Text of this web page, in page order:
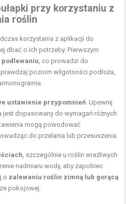
przy korzystaniu z
roślin
korzystania z aplikacji do
dbać o ich potrzeby. Pierwszym
, co prowadzi do
poziom wilgotności podłoża,
ustawienie przypomnień. Upewnij
jest dopasowany do wymagań różnych
mogą powodować
do przelania lub przesuszenia.
, szczególnie u roślin wrażliwych
nadmiaru wody, aby zapobiec
o zalewaniu roślin zimną lub gorącą
pokojowej.